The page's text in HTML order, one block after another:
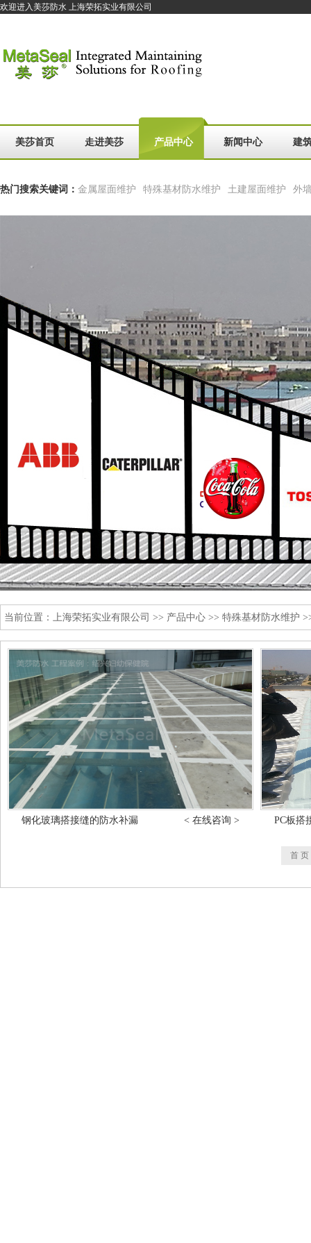
欢迎进入美莎防水 上海荣拓实业有限公司
美莎首页 走进美莎 产品中心 新闻中心 建
热门搜索关键词： 金属屋面维护 特殊基材防水维护 土建屋面维护 外
当前位置： 上海荣拓实业有限公司 >> 产品中心 >> 特殊基材防水维护
钢化玻璃搭接缝的防水补漏 < 在线咨询 > PC板搭
首 页